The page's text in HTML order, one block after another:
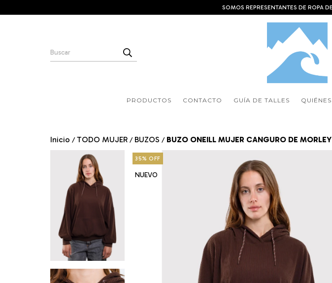
SOMOS REPRESENTANTES DE ROPA
PRODUCTOS CONTACTO GUÍA DE TALLES
Inicio / TODO MUJER / BUZOS / BUZO ONEILL MUJER CANGURO DE
35%OFF
NUEVO